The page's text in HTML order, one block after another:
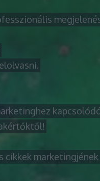
cikkek